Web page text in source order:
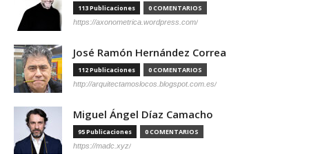
113 Publicaciones 0 COMENTARIOS
https://axonometrica.wordpress.com/
José Ramón Hernández Correa
112 Publicaciones 0 COMENTARIOS
http://arquitectamoslocos.blogspot.com.es/
Miguel Ángel Díaz Camacho
95 Publicaciones 0 COMENTARIOS
https://madc.xyz/